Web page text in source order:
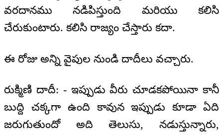
వరదానము నడిపిస్తుంది మరియు కలిసి
చేరుకుంటారు. కలిసి రాజ్యం చేస్తారు కదా.
ఈ రోజు అన్ని వైపుల నుండి దాదీలు వచ్చారు.
రుక్మిణి దాదీ: - ఇప్పుడు వీరు చూడకపోయినా కానీ
బుద్ది చక్కగా ఉంది కావున ఇప్పుడు కూడా ఏది
జరుగుతుందో అది తెలుసు, నడుస్తున్నారు,